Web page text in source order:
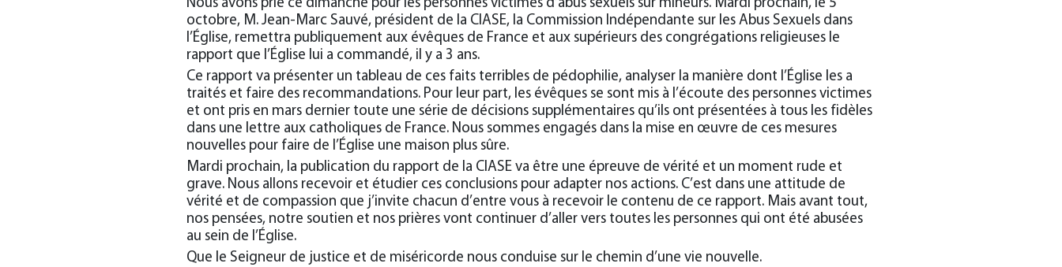
Nous avons prié ce dimanche pour les personnes victimes d’abus sexuels sur mineurs. Mardi prochain, le 5
octobre, M. Jean-Marc Sauvé, président de la CIASE, la Commission Indépendante sur les Abus Sexuels dans
l’Église, remettra publiquement aux évêques de France et aux supérieurs des congrégations religieuses le
rapport que l’Église lui a commandé, il y a 3 ans.
Ce rapport va présenter un tableau de ces faits terribles de pédophilie, analyser la manière dont l’Église les a
traités et faire des recommandations. Pour leur part, les évêques se sont mis à l’écoute des personnes victimes
et ont pris en mars dernier toute une série de décisions supplémentaires qu’ils ont présentées à tous les fidèles
dans une lettre aux catholiques de France. Nous sommes engagés dans la mise en œuvre de ces mesures
nouvelles pour faire de l’Église une maison plus sûre.
Mardi prochain, la publication du rapport de la CIASE va être une épreuve de vérité et un moment rude et
grave. Nous allons recevoir et étudier ces conclusions pour adapter nos actions. C’est dans une attitude de
vérité et de compassion que j’invite chacun d’entre vous à recevoir le contenu de ce rapport. Mais avant tout,
nos pensées, notre soutien et nos prières vont continuer d’aller vers toutes les personnes qui ont été abusées
au sein de l’Église.
Que le Seigneur de justice et de miséricorde nous conduise sur le chemin d’une vie nouvelle.